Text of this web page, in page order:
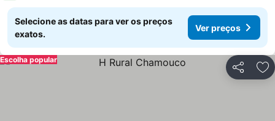
Selecione as datas para ver os preços
exatos.
Ver preços
Partilhar
Escolha popular